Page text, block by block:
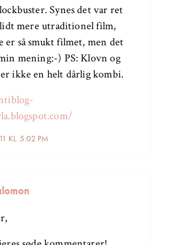
KL. 5:02 PM
Synes det var ret
lidt mere utraditionel film,
er så smukt filmet, men det
mening:-) PS: Klovn og
ikke en helt dårlig kombi.